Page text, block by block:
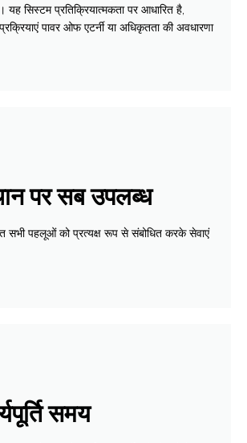
सिस्टम प्रतिक्रियात्मकता पर आधारित है,
पावर ओफ एटर्नी या अधिकृतता की अवधारणा
पर सब उपलब्ध
सभी पहलूओं को प्रत्यक्ष रूप से संबोधित करके सेवाएं
समय